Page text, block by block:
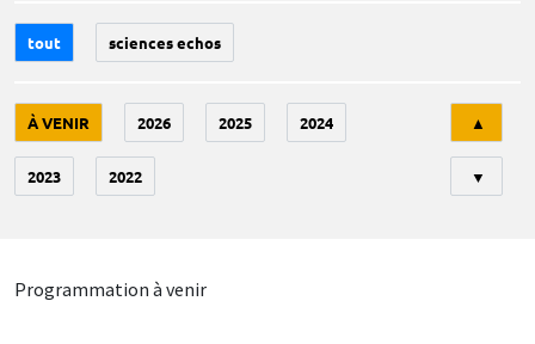
tout sciences echos
À VENIR 2026 2025 2024
2023 2022
▲
▼
Programmation à venir